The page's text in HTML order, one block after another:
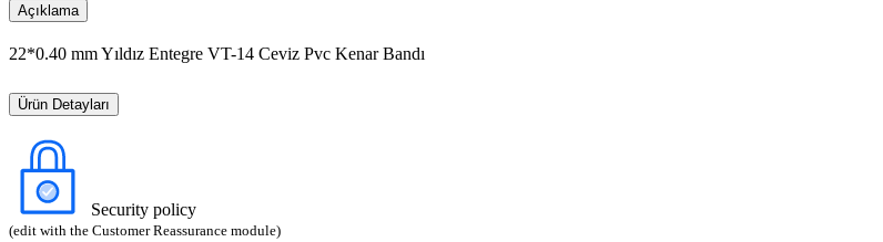
Açıklama
22*0.40 mm Yıldız Entegre VT-14 Ceviz Pvc Kenar Bandı
Ürün Detayları
Security policy
(edit with the Customer Reassurance module)